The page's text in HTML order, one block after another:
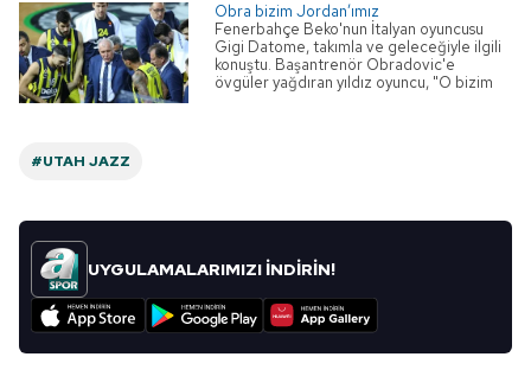
almak için lütfentıklayınız.
Obra bizim Jordan’ımız
Fenerbahçe Beko'nun İtalyan oyuncusu
Gigi Datome, takımla ve geleceğiyle ilgili
konuştu. Başantrenör Obradovic'e
övgüler yağdıran yıldız oyuncu, "O bizim
#UTAH JAZZ
UYGULAMALARIMIZI İNDİRİN!